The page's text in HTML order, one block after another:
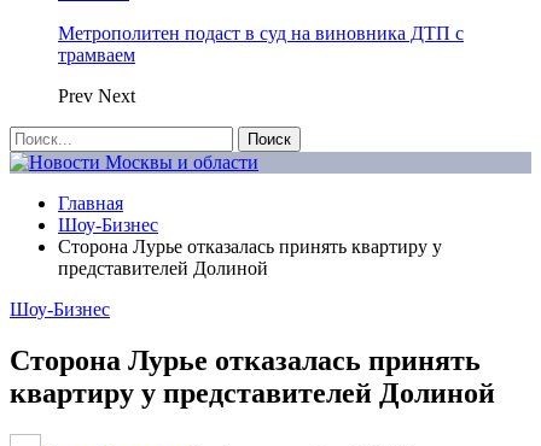
Метрополитен подаст в суд на виновника ДТП с
трамваем
Prev Next
Главная
Шоу-Бизнес
Сторона Лурье отказалась принять квартиру у
представителей Долиной
Шоу-Бизнес
Сторона Лурье отказалась принять
квартиру у представителей Долиной